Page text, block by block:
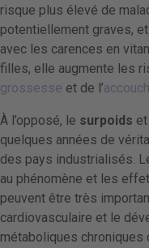
risque plus élevé de
potentiellement graves,
avec les carences en
filles, elle augmente les
grossesse et de l’
À l’opposé, le surpoids et
quelques années de
des pays industrialisés.
au phénomène et les
peuvent être très
cardiovasculaire et le
métaboliques chroniques